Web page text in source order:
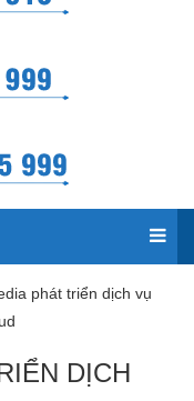
phát triển dịch vụ
DỊCH